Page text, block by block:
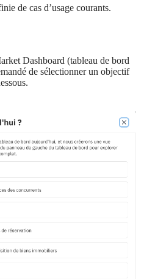
de cas d’usage courants.
Dashboard (tableau de bord
de sélectionner un objectif